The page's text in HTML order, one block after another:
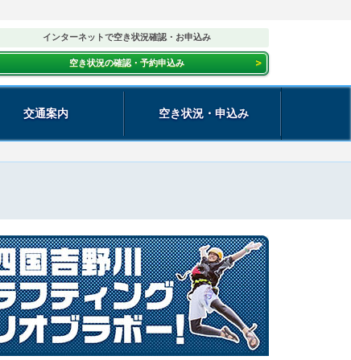
インターネットで空き状況確認・お申込み
空き状況の確認・予約申込み
交通案内 空き状況・申込み